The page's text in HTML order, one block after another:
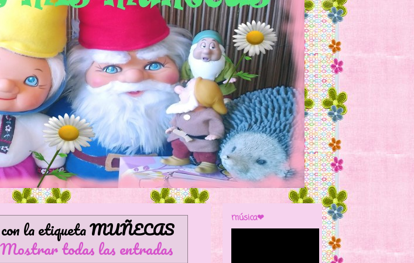
la etiquetaMUÑECAS
Mostrar todas las entradas
música❤